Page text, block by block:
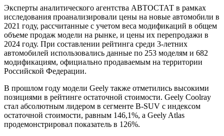
Эксперты аналитического агентства АВТОСТАТ в рамках
исследования проанализировали цены на новые автомобили в
2021 году, рассчитанные с учетом веса модификаций в общем
объеме продаж модели на рынке, и цены их перепродажи в
2024 году. При составлении рейтинга среди 3-летних
автомобилей использовались данные по 253 моделям и 682
модификациям, официально продаваемым на территории
Российской Федерации.
В прошлом году модели Geely также отметились высокими
позициями в рейтинге остаточной стоимости. Geely Coolray
стал абсолютным лидером в сегменте B-SUV с индексом
остаточной стоимости, равным 146,1%, а Geely Atlas
продемонстрировал показатель в 126%.